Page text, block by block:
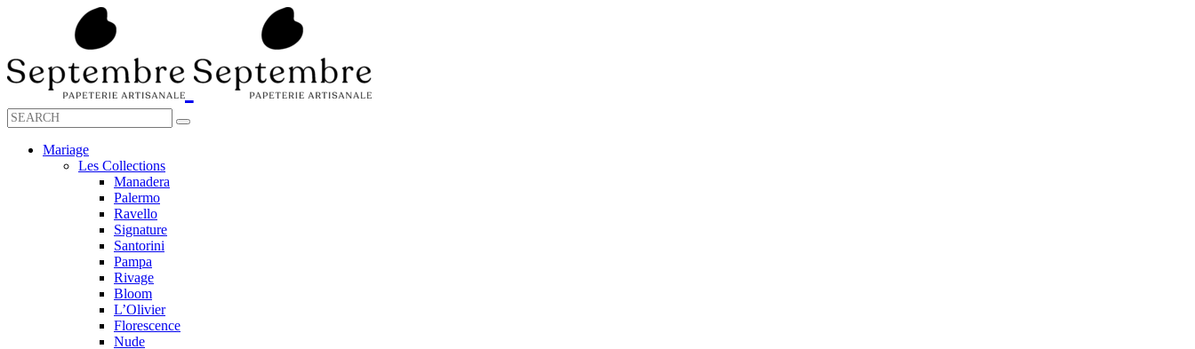
Mariage
Les Collections
Manadera
Palermo
Ravello
Signature
Santorini
Pampa
Rivage
Bloom
L’Olivier
Florescence
Nude